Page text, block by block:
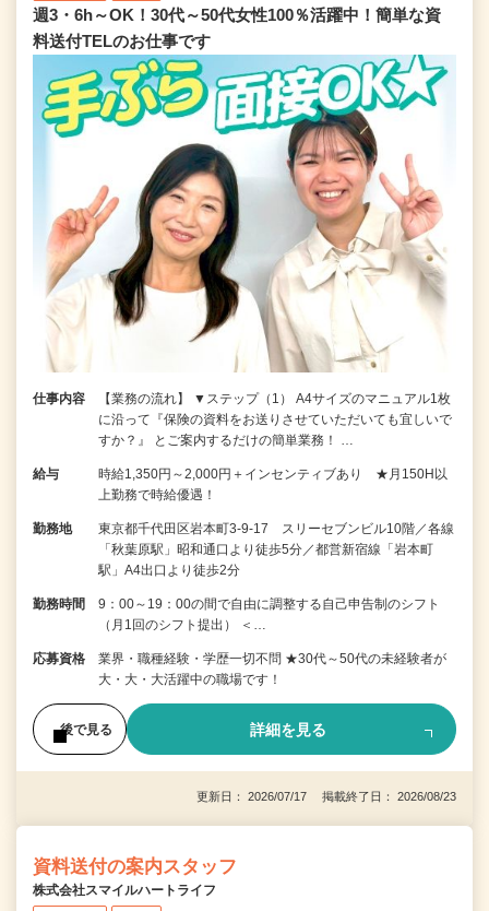
週3・6h～OK！30代～50代女性100％活躍中！簡単な資
料送付TELのお仕事です
仕事内容
【業務の流れ】 ▼ステップ（1） A4サイズのマニュアル1枚
に沿って『保険の資料をお送りさせていただいても宜しいで
すか？』 とご案内するだけの簡単業務！ …
給与
時給1,350円～2,000円＋インセンティブあり ★月150H以
上勤務で時給優遇！
勤務地
東京都千代田区岩本町3-9-17 スリーセブンビル10階／各線
「秋葉原駅」昭和通口より徒歩5分／都営新宿線「岩本町
駅」A4出口より徒歩2分
勤務時間
9：00～19：00の間で自由に調整する自己申告制のシフト
（月1回のシフト提出） ＜…
応募資格
業界・職種経験・学歴一切不問 ★30代～50代の未経験者が
大・大・大活躍中の職場です！
後で見る 詳細を見る
更新日： 2026/07/17 掲載終了日： 2026/08/23
資料送付の案内スタッフ
株式会社スマイルハートライフ